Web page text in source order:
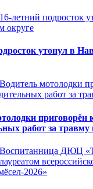
утонул в
приговорён
работ за травму